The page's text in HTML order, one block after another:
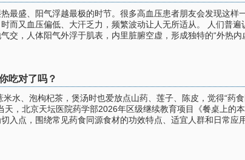
最盛、阳气浮越最极的时节。很多高血压患者朋友会发现这
而又血压偏低、大汗乏力，频繁波动让人无所适从。 人们普
交，人体阳气外浮于肌表，内里脏腑空虚，形成独特的“外热
吃对了吗？
水、泡枸杞茶，煲汤时也爱放点山药、莲子、陈皮，觉得“药
天，北京天坛医院药学部2026年区级继续教育项目《餐桌上
入点，围绕常见药食同源食材的功效特点、适宜人群和日常应